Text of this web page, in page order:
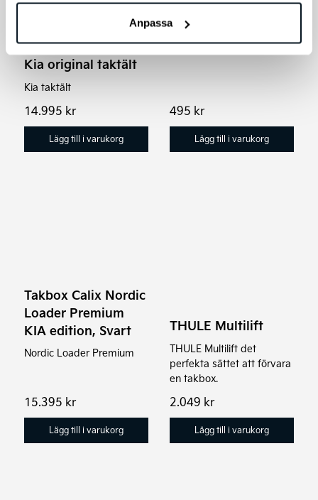
Anpassa
Kia original taktält
Kia taktält
14.995 kr
Lägg till i varukorg
bagageutrymmet.
495 kr
Lägg till i varukorg
Takbox Calix Nordic
Loader Premium
KIA edition, Svart
Nordic Loader Premium
15.395 kr
Lägg till i varukorg
THULE Multilift
THULE Multilift det
perfekta sättet att förvara
en takbox.
2.049 kr
Lägg till i varukorg